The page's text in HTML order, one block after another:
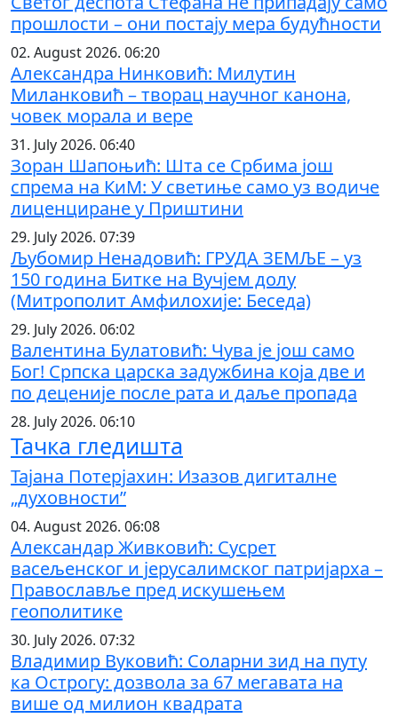
прошлости – они постају мера будућности
02. August 2026. 06:20
Александра Нинковић: Милутин
Миланковић – творац научног канона,
човек морала и вере
31. July 2026. 06:40
Зоран Шапоњић: Шта се Србима још
спрема на КиМ: У светиње само уз водиче
лиценциране у Приштини
29. July 2026. 07:39
Љубомир Ненадовић: ГРУДА ЗЕМЉЕ – уз
150 година Битке на Вучјем долу
(Митрополит Амфилохије: Беседа)
29. July 2026. 06:02
Валентина Булатовић: Чува је још само
Бог! Српска царска задужбина која две и
по деценије после рата и даље пропада
28. July 2026. 06:10
Тачка гледишта
Тајана Потерјахин: Изазов дигиталне
„духовности”
04. August 2026. 06:08
Александар Живковић: Сусрет
васељенског и јерусалимског патријарха –
Православље пред искушењем
геополитике
30. July 2026. 07:32
Владимир Вуковић: Соларни зид на путу
ка Острогу: дозвола за 67 мегавата на
више од милион квадрата